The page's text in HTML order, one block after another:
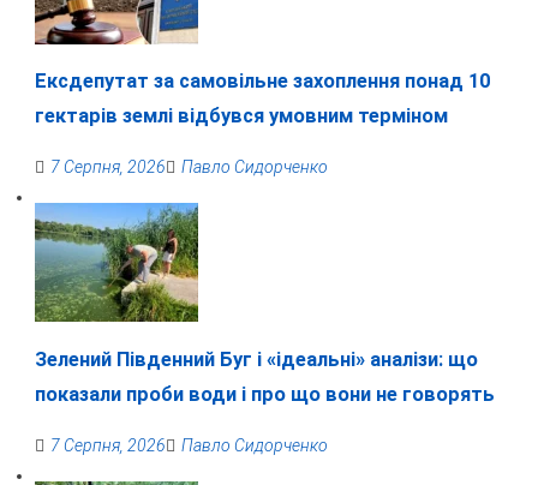
Ексдепутат за самовільне захоплення понад 10
гектарів землі відбувся умовним терміном
7 Серпня, 2026 Павло Сидорченко
Зелений Південний Буг і «ідеальні» аналізи: що
показали проби води і про що вони не говорять
7 Серпня, 2026 Павло Сидорченко